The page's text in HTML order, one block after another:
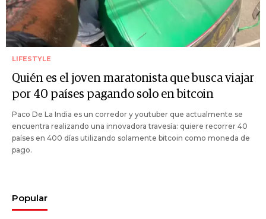
LIFESTYLE
Quién es el joven maratonista que busca viajar
por 40 países pagando solo en bitcoin
Paco De La India es un corredor y youtuber que actualmente se
encuentra realizando una innovadora travesía: quiere recorrer 40
países en 400 días utilizando solamente bitcoin como moneda de
pago.
Popular